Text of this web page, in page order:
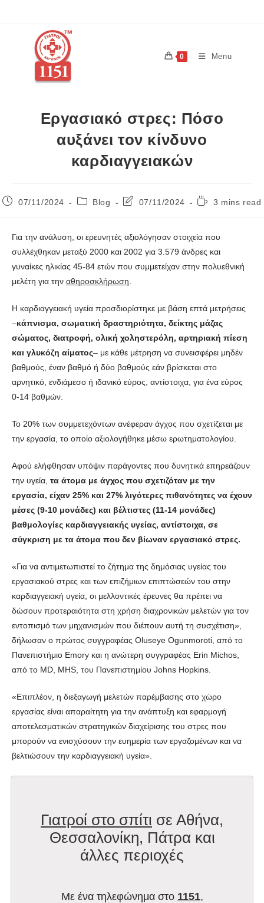
0 Menu
Εργασιακό στρες: Πόσο
αυξάνει τον κίνδυνο
καρδιαγγειακών
07/11/2024 Blog 07/11/2024 3 mins read
Για την ανάλυση, οι ερευνητές αξιολόγησαν στοιχεία που
συλλέχθηκαν μεταξύ 2000 και 2002 για 3.579 άνδρες και
γυναίκες ηλικίας 45-84 ετών που συμμετείχαν στην πολυεθνική
μελέτη για την αθηροσκλήρωση
Η καρδιαγγειακή υγεία προσδιορίστηκε με βάση επτά μετρήσεις
–κάπνισμα, σωματική δραστηριότητα, δείκτης μάζας
σώματος, διατροφή, ολική χοληστερόλη, αρτηριακή πίεση
και γλυκόζη αίματος– με κάθε μέτρηση να συνεισφέρει μηδέν
βαθμούς, έναν βαθμό ή δύο βαθμούς εάν βρίσκεται στο
αρνητικό, ενδιάμεσο ή ιδανικό εύρος, αντίστοιχα, για ένα εύρος
0-14 βαθμών.
Το 20% των συμμετεχόντων ανέφεραν άγχος που σχετίζεται με
την εργασία, το οποίο αξιολογήθηκε μέσω ερωτηματολογίου.
Αφού ελήφθησαν υπόψιν παράγοντες που δυνητικά επηρεάζουν
την υγεία, τα άτομα με άγχος που σχετιζόταν με την
εργασία, είχαν 25% και 27% λιγότερες πιθανότητες να έχουν
μέσες (9-10 μονάδες) και βέλτιστες (11-14 μονάδες)
βαθμολογίες καρδιαγγειακής υγείας, αντίστοιχα, σε
σύγκριση με τα άτομα που δεν βίωναν εργασιακό στρες.
«Για να αντιμετωπιστεί το ζήτημα της δημόσιας υγείας του
εργασιακού στρες και των επιζήμιων επιπτώσεών του στην
καρδιαγγειακή υγεία, οι μελλοντικές έρευνες θα πρέπει να
δώσουν προτεραιότητα στη χρήση διαχρονικών μελετών για τον
εντοπισμό των μηχανισμών που διέπουν αυτή τη συσχέτιση»,
δήλωσαν ο πρώτος συγγραφέας Oluseye Ogunmoroti, από το
Πανεπιστήμιο Emory και η ανώτερη συγγραφέας Erin Michos,
από το MD, MHS, του Πανεπιστημίου Johns Hopkins.
«Επιπλέον, η διεξαγωγή μελετών παρέμβασης στο χώρο
εργασίας είναι απαραίτητη για την ανάπτυξη και εφαρμογή
αποτελεσματικών στρατηγικών διαχείρισης του στρες που
μπορούν να ενισχύσουν την ευημερία των εργαζομένων και να
βελτιώσουν την καρδιαγγειακή υγεία».
Γιατροί στο σπίτι σε Αθήνα,
Θεσσαλονίκη, Πάτρα και
άλλες περιοχές
Με ένα τηλεφώνημα στο 1151,